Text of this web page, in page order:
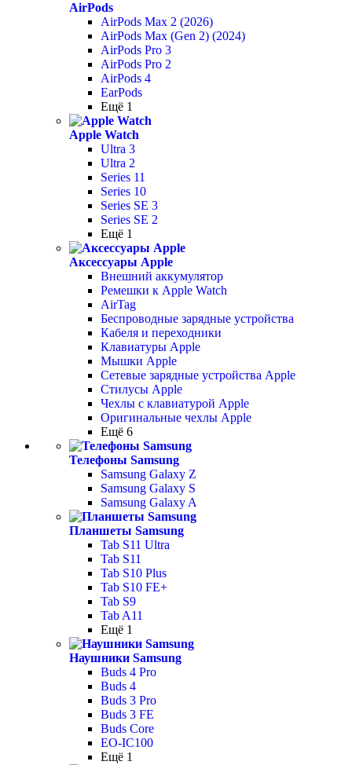
AirPods
AirPods Max 2 (2026)
AirPods Max (Gen 2) (2024)
AirPods Pro 3
AirPods Pro 2
AirPods 4
EarPods
Ещё 1
Apple Watch
Ultra 3
Ultra 2
Series 11
Series 10
Series SE 3
Series SE 2
Ещё 1
Аксессуары Apple
Внешний аккумулятор
Ремешки к Apple Watch
AirTag
Беспроводные зарядные устройства
Кабеля и переходники
Клавиатуры Apple
Мышки Apple
Сетевые зарядные устройства Apple
Стилусы Apple
Чехлы с клавиатурой Apple
Оригинальные чехлы Apple
Ещё 6
Телефоны Samsung
Samsung Galaxy Z
Samsung Galaxy S
Samsung Galaxy A
Планшеты Samsung
Tab S11 Ultra
Tab S11
Tab S10 Plus
Tab S10 FE+
Tab S9
Tab A11
Ещё 1
Наушники Samsung
Buds 4 Pro
Buds 4
Buds 3 Pro
Buds 3 FE
Buds Core
EO-IC100
Ещё 1